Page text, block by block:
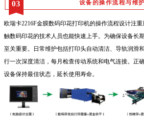
03 设备的操作流程与维
欧瑞卡2216F金膜数码印花打印机的操作流程设计注
触数码印花的技术人员也能快速上手。为确保设备长
至关重要。日常维护包括打印头自动清洁、导轨润滑
行一次深度清洁，每月检查传动系统和电气连接。正
设备保持最佳状态，延长使用寿命。